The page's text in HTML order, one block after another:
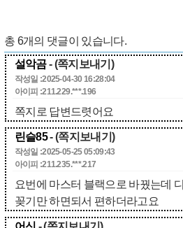
총 6개의 댓글이 있습니다.
설악곰- (쪽지보내기)
작성일 :2025-04-30 16:28:04
아이피 :211.229.***.196
쪽지로 답변드렷어요
린슬85- (쪽지보내기)
작성일 :2025-05-25 05:09:43
아이피 :211.235.***.217
요번에 마스터 블랙으로 바꿨는데
꽂기만 하면되서 편하더라고요